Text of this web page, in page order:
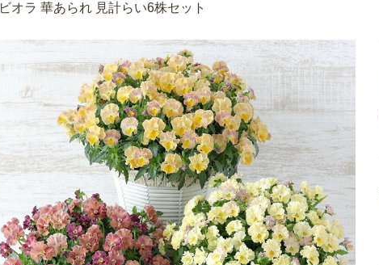
ビオラ 華あられ 見計らい6株セット